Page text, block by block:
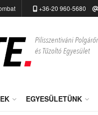
+36-20 960-5680
EGYESÜLETÜNK